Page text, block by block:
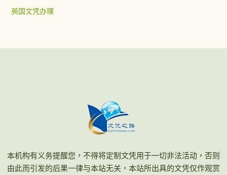
英国文凭办理
本机构有义务提醒您，不得将定制文凭用于一切非法活动，否则
由此而引发的后果一律与本站无关，本站所出具的文凭仅作观赏